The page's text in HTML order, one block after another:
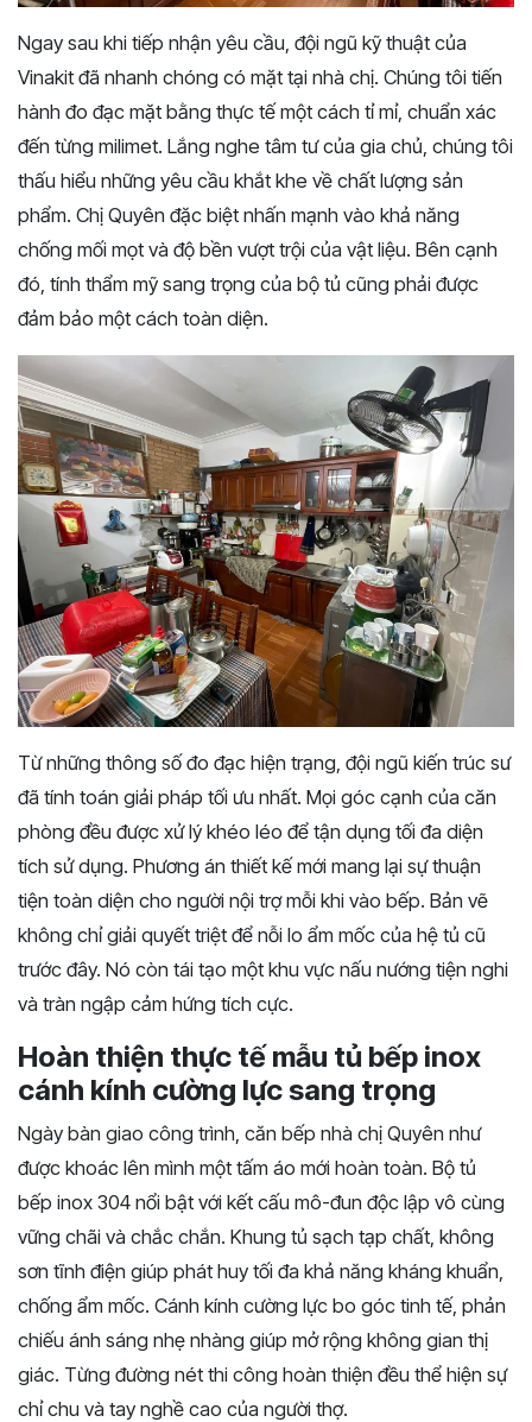
Ngay sau khi tiếp nhận yêu cầu, đội ngũ kỹ thuật của
Vinakit đã nhanh chóng có mặt tại nhà chị. Chúng tôi tiến
hành đo đạc mặt bằng thực tế một cách tỉ mỉ, chuẩn xác
đến từng milimet. Lắng nghe tâm tư của gia chủ, chúng tôi
thấu hiểu những yêu cầu khắt khe về chất lượng sản
phẩm. Chị Quyên đặc biệt nhấn mạnh vào khả năng
chống mối mọt và độ bền vượt trội của vật liệu. Bên cạnh
đó, tính thẩm mỹ sang trọng của bộ tủ cũng phải được
đảm bảo một cách toàn diện.
Từ những thông số đo đạc hiện trạng, đội ngũ kiến trúc sư
đã tính toán giải pháp tối ưu nhất. Mọi góc cạnh của căn
phòng đều được xử lý khéo léo để tận dụng tối đa diện
tích sử dụng. Phương án thiết kế mới mang lại sự thuận
tiện toàn diện cho người nội trợ mỗi khi vào bếp. Bản vẽ
không chỉ giải quyết triệt để nỗi lo ẩm mốc của hệ tủ cũ
trước đây. Nó còn tái tạo một khu vực nấu nướng tiện nghi
và tràn ngập cảm hứng tích cực.
Hoàn thiện thực tế mẫu tủ bếp inox
cánh kính cường lực sang trọng
Ngày bàn giao công trình, căn bếp nhà chị Quyên như
được khoác lên mình một tấm áo mới hoàn toàn. Bộ tủ
bếp inox 304 nổi bật với kết cấu mô-đun độc lập vô cùng
vững chãi và chắc chắn. Khung tủ sạch tạp chất, không
sơn tĩnh điện giúp phát huy tối đa khả năng kháng khuẩn,
chống ẩm mốc. Cánh kính cường lực bo góc tinh tế, phản
chiếu ánh sáng nhẹ nhàng giúp mở rộng không gian thị
giác. Từng đường nét thi công hoàn thiện đều thể hiện sự
chỉ chu và tay nghề cao của người thợ.